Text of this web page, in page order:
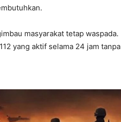
masyarakat tetap waspada.
yang aktif selama 24 jam tanpa